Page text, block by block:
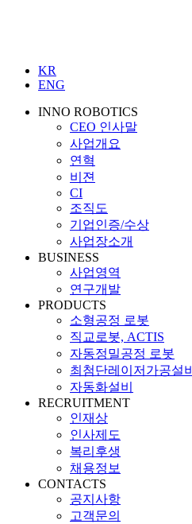
KR
ENG
INNO ROBOTICS
CEO 인사말
사업개요
연혁
비젼
CI
조직도
기업인증/수상
사업장소개
BUSINESS
사업영역
연구개발
PRODUCTS
소형공정 로봇
직교로봇, ACTIS
자동정밀공정 로봇
최첨단레이저가공설비
자동화설비
RECRUITMENT
인재상
인사제도
복리후생
채용정보
CONTACTS
공지사항
고객문의